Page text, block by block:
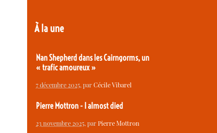
À la une
Nan Shepherd dans les Cairngorms, un
« trafic amoureux »
7 décembre 2025, parCécile Vibarel
Pierre Mottron - I almost died
23 novembre 2025, parPierre Mottron